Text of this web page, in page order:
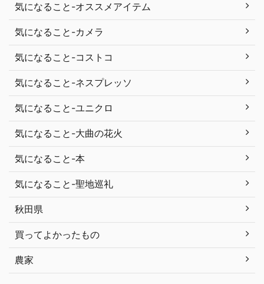
気になること-オススメアイテム
気になること-カメラ
気になること-コストコ
気になること-ネスプレッソ
気になること-ユニクロ
気になること-大曲の花火
気になること-本
気になること-聖地巡礼
秋田県
買ってよかったもの
農家